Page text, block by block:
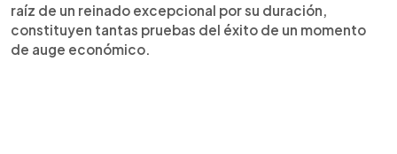
raíz de un reinado excepcional por su duración,
constituyen tantas pruebas del éxito de un momento
de auge económico.